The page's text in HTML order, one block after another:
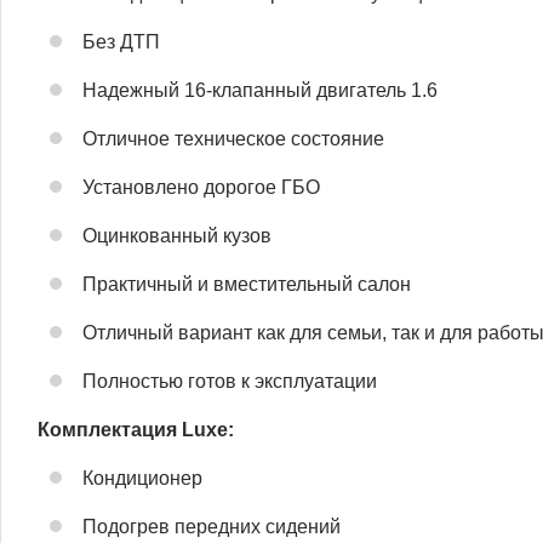
Без ДТП
Надежный 16-клапанный двигатель 1.6
Отличное техническое состояние
Установлено дорогое ГБО
Оцинкованный кузов
Практичный и вместительный салон
Отличный вариант как для семьи, так и для работы
Полностью готов к эксплуатации
Комплектация Luxe:
Кондиционер
Подогрев передних сидений